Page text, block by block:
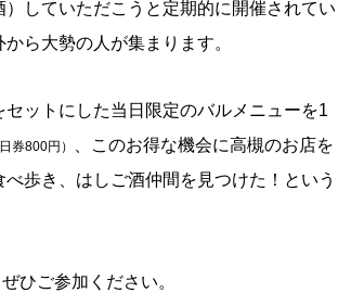
していただこうと定期的に開催されてい
ら大勢の人が集まります。
ットにした当日限定のバルメニューを1
券800円）
、このお得な機会に高槻のお店を
歩き、はしご酒仲間を見つけた！という
ひご参加ください。